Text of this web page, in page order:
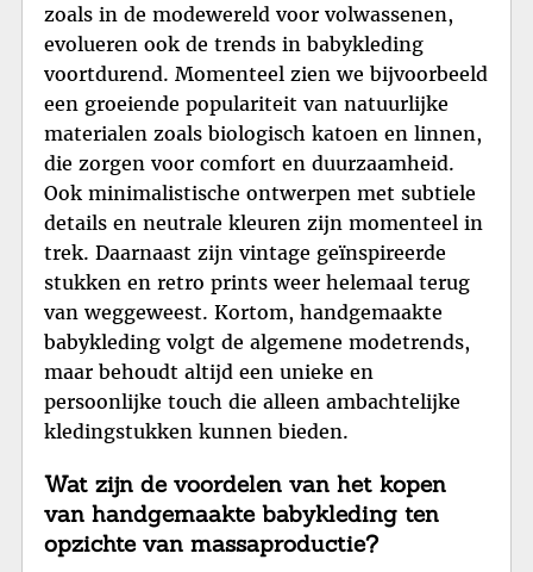
zoals in de modewereld voor volwassenen,
evolueren ook de trends in babykleding
voortdurend. Momenteel zien we bijvoorbeeld
een groeiende populariteit van natuurlijke
materialen zoals biologisch katoen en linnen,
die zorgen voor comfort en duurzaamheid.
Ook minimalistische ontwerpen met subtiele
details en neutrale kleuren zijn momenteel in
trek. Daarnaast zijn vintage geïnspireerde
stukken en retro prints weer helemaal terug
van weggeweest. Kortom, handgemaakte
babykleding volgt de algemene modetrends,
maar behoudt altijd een unieke en
persoonlijke touch die alleen ambachtelijke
kledingstukken kunnen bieden.
Wat zijn de voordelen van het kopen
van handgemaakte babykleding ten
opzichte van massaproductie?